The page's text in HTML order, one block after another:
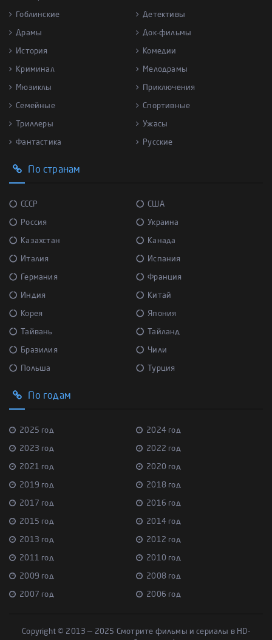
Гоблинские Детективы
Драмы Док-фильмы
История Комедии
Криминал Мелодрамы
Мюзиклы Приключения
Семейные Спортивные
Триллеры Ужасы
Фантастика Русские
По странам
СССР США
Россия Украина
Казахстан Канада
Италия Испания
Германия Франция
Индия Китай
Корея Япония
Тайвань Тайланд
Бразилия Чили
Польша Турция
По годам
2025 год 2024 год
2023 год 2022 год
2021 год 2020 год
2019 год 2018 год
2017 год 2016 год
2015 год 2014 год
2013 год 2012 год
2011 год 2010 год
2009 год 2008 год
2007 год 2006 год
Copyright © 2013 — 2025 Смотрите фильмы и сериалы в HD-